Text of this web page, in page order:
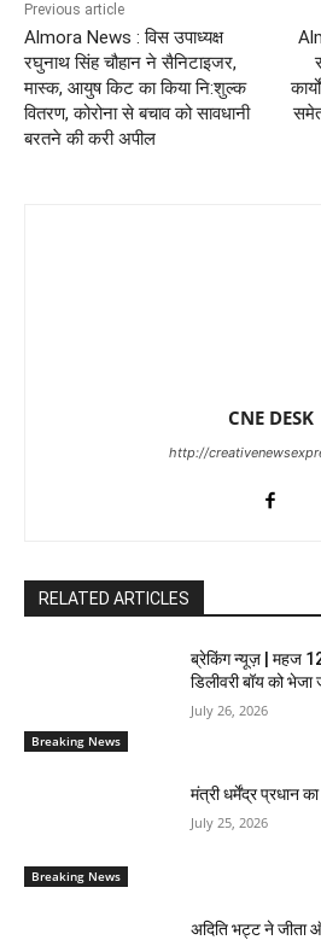
Previous article
Almora News : विस उपाध्यक्ष
रघुनाथ सिंह चौहान ने सैनिटाइजर,
मास्क, आयुष किट का किया नि:शुल्क
वितरण, कोरोना से बचाव को सावधानी
बरतने की करी अपील
CNE DESK
http://
RELATED ARTICLES
Breaking News
ब्रेकिंग न्यूज़ | महज
डिलीवरी बॉय को
July 26, 2026
Breaking News
मंत्री धर्मेंद्र प्रधान
July 25, 2026
अदिति भट्ट ने जीता